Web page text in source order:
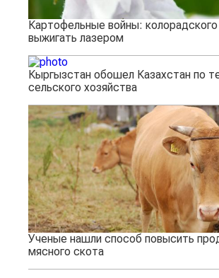
Картофельные войны: колорадского
выжигать лазером
Кыргызстан обошел Казахстан по
сельского хозяйства
Ученые нашли способ повысить
мясного скота